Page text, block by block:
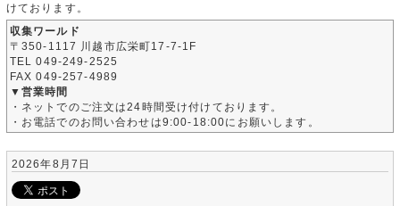
けております。
収集ワールド
〒350-1117 川越市広栄町17-7-1F
TEL 049-249-2525
FAX 049-257-4989
▼営業時間
・ネットでのご注文は24時間受け付けております。
・お電話でのお問い合わせは9:00-18:00にお願いします。
2026年8月7日